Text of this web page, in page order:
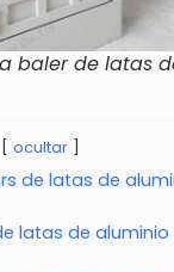
baler de latas
ocultar
de latas de
latas de aluminio